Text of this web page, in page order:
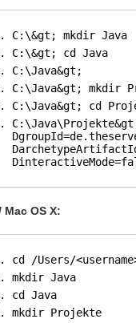
C:\&gt; mkdir Java
C:\&gt; cd Java
C:\Java&gt;
C:\Java&gt; mkdir
C:\Java&gt; cd
Mac OS X:
cd /Users/
mkdir Java
cd Java
mkdir Projekte